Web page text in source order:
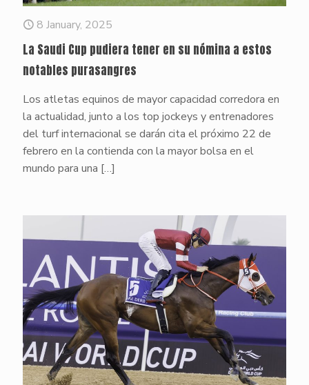
8 January, 2025
La Saudi Cup pudiera tener en su nómina a estos
notables purasangres
Los atletas equinos de mayor capacidad corredora en
la actualidad, junto a los top jockeys y entrenadores
del turf internacional se darán cita el próximo 22 de
febrero en la contienda con la mayor bolsa en el
mundo para una […]